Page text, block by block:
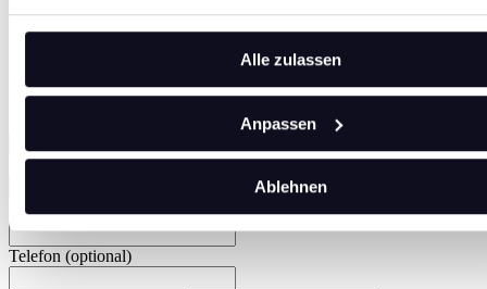
Alle zulassen
Anpassen
Ablehnen
Dann freuen wir uns auf Deine aussagekräftige Bewerbung. Nutze
dazu einfach unser Formular und lade Deine Bewerbungsunterlagen
direkt hoch.
Nachname*
E-Mail*
Telefon (optional)